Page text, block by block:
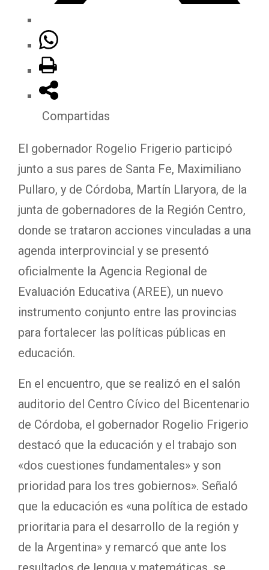
Compartidas
El gobernador Rogelio Frigerio participó
junto a sus pares de Santa Fe, Maximiliano
Pullaro, y de Córdoba, Martín Llaryora, de la
junta de gobernadores de la Región Centro,
donde se trataron acciones vinculadas a una
agenda interprovincial y se presentó
oficialmente la Agencia Regional de
Evaluación Educativa (AREE), un nuevo
instrumento conjunto entre las provincias
para fortalecer las políticas públicas en
educación.
En el encuentro, que se realizó en el salón
auditorio del Centro Cívico del Bicentenario
de Córdoba, el gobernador Rogelio Frigerio
destacó que la educación y el trabajo son
«dos cuestiones fundamentales» y son
prioridad para los tres gobiernos». Señaló
que la educación es «una política de estado
prioritaria para el desarrollo de la región y
de la Argentina» y remarcó que ante los